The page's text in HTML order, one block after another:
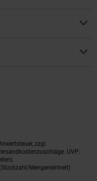
zzgl.
UVP:
Mengeneinheit)